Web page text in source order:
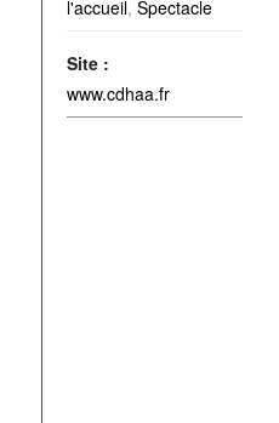
l'accueil, Spectacle
Site :
www.cdhaa.fr